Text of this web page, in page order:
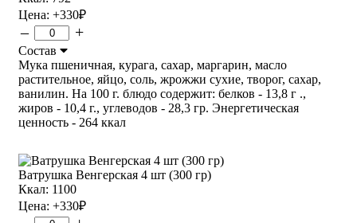
Цена: +330₽
– +
Состав
Мука пшеничная, курага, сахар, маргарин, масло
растительное, яйцо, соль, жрожжи сухие, творог, сахар,
ванилин. На 100 г. блюдо содержит: белков - 13,8 г .,
жиров - 10,4 г., углеводов - 28,3 гр. Энергетическая
ценность - 264 ккал
Ватрушка Венгерская 4 шт (300 гр)
Ккал: 1100
Цена: +330₽